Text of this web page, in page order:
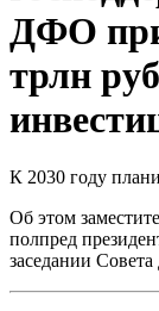
ДФО
трлн
К 2030 году
Об этом
полпред
заседании